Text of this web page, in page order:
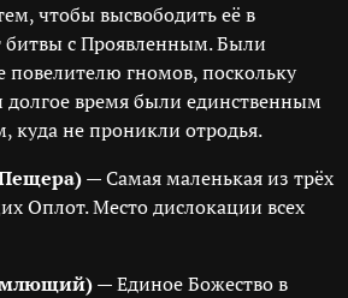
чтобы высвободить её в
с Проявленным. Были
повелителю гномов, поскольку
долгое время были единственным
куда не проникли отродья.
— Самая маленькая из трёх
Оплот. Место дислокации всех
— Единое Божество в